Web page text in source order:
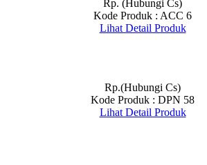
Rp. (Hubungi Cs)
Kode Produk : ACC 6
Lihat Detail Produk
Rp.(Hubungi Cs)
Kode Produk : DPN 58
Lihat Detail Produk